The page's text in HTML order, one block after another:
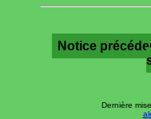
Notice
Dernière